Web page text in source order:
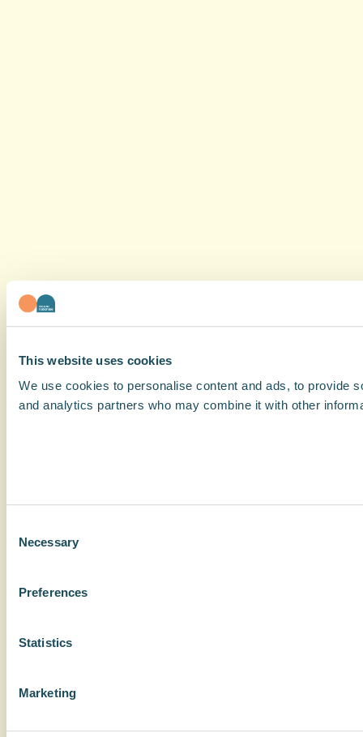
This website uses cookies
We use cookies to personalise content and ads, to provide
and analytics partners who may combine it with other
Selection
Necessary
Preferences
Statistics
Marketing